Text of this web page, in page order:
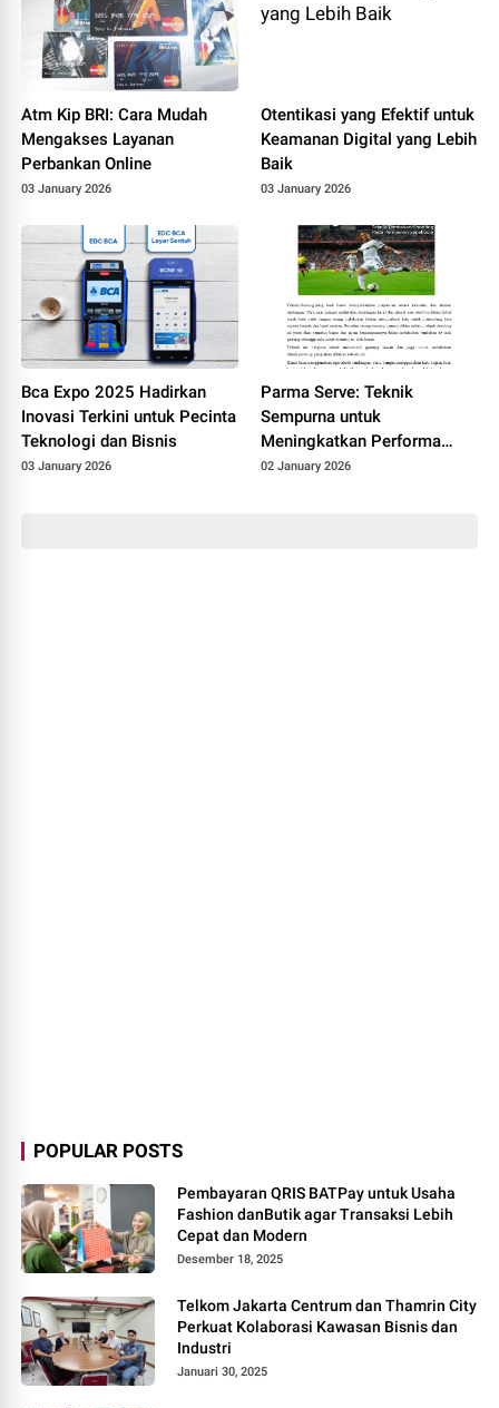
Atm Kip BRI: Cara Mudah
Mengakses Layanan
Perbankan Online
03 January 2026
Otentikasi yang Efektif untuk
Keamanan Digital yang Lebih
Baik
03 January 2026
Bca Expo 2025 Hadirkan
Inovasi Terkini untuk Pecinta
Teknologi dan Bisnis
03 January 2026
Parma Serve: Teknik
Sempurna untuk
Meningkatkan Performa
Sepak Bola Anda
02 January 2026
POPULAR POSTS
Pembayaran QRIS BATPay untuk Usaha
Fashion danButik agar Transaksi Lebih
Cepat dan Modern
Desember 18, 2025
Telkom Jakarta Centrum dan Thamrin City
Perkuat Kolaborasi Kawasan Bisnis dan
Industri
Januari 30, 2025